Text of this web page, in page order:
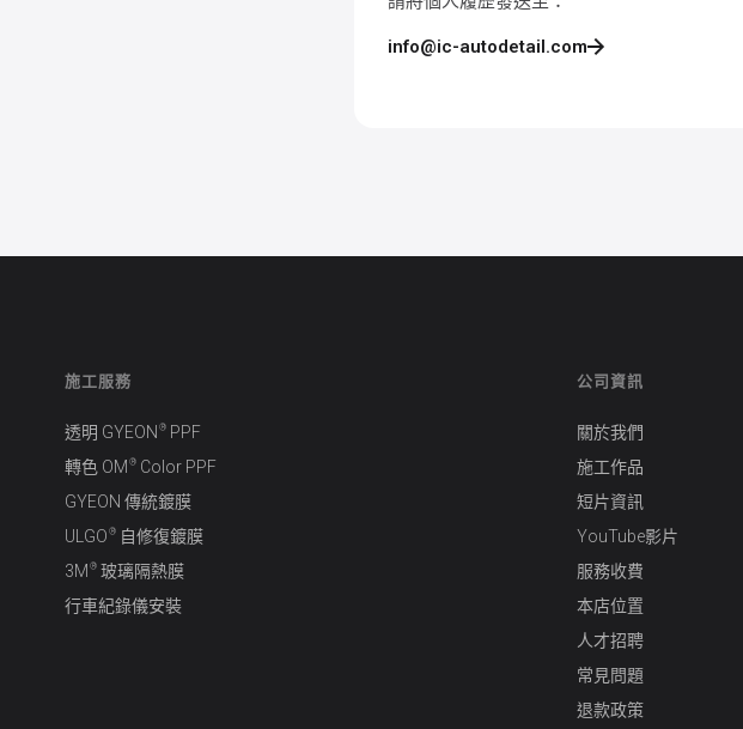
info@ic-autodetail.com
施工服務
透明 GYEON ®PPF
轉色 OM ®Color PPF
GYEON 傳統鍍膜
ULGO ®自修復鍍膜
3M ®玻璃隔熱膜
行車紀錄儀安裝
公司資訊
關於我們
施工作品
短片資訊
YouTube影片
服務收費
本店位置
人才招聘
常見問題
退款政策